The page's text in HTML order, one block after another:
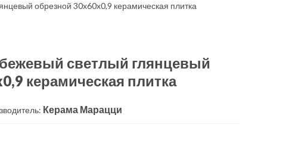
обрезной 30x60x0,9 керамическая плитка
светлый глянцевый
керамическая плитка
Керама Марацци